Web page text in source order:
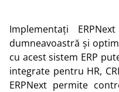
Implementați
dumneavoastră și
cu acest sistem ERP
integrate pentru HR,
ERPNext permite